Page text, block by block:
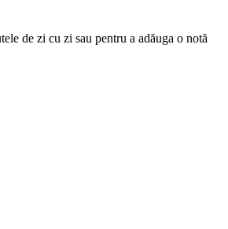
de zi cu zi sau pentru a adăuga o notă